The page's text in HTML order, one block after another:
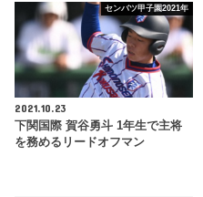
センバツ甲子園2021年
2021.10.23
下関国際 賀谷勇斗 1年生で主将
を務めるリードオフマン